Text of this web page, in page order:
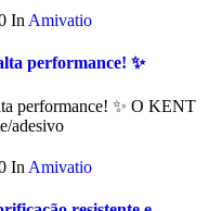
In Amivatio
performance! ✨
performance! ✨ O KENT
adesivo
In Amivatio